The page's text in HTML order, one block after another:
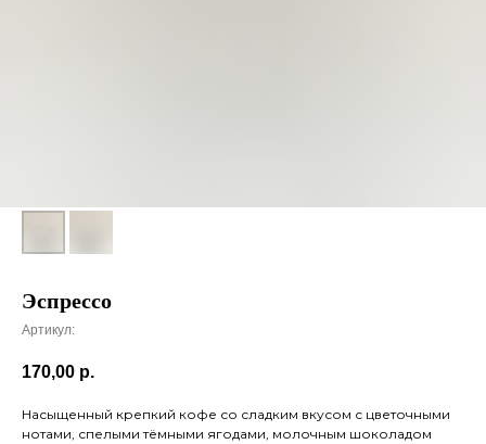
Эспрессо
Артикул:
170,00 р.
Насыщенный крепкий кофе со сладким вкусом с цветочными
нотами, спелыми тёмными ягодами, молочным шоколадом